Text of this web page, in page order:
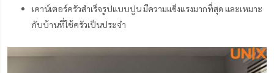
เคาน์เตอร์ครัวสำเร็จรูปแบบปูน มีความแข็งแรงมากที่สุด และเหมาะ
กับบ้านที่ใช้ครัวเป็นประจำ